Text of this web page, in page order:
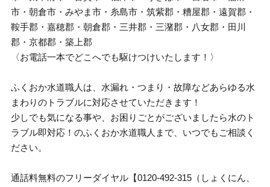
市・朝倉市・みやま市・糸島市・筑紫郡・糟屋郡・遠賀郡・
鞍手郡・嘉穂郡・朝倉郡・三井郡・三潴郡・八女郡・田川
郡・京都郡・築上郡
〈お電話一本でどこへでも駆けつけいたします！〉
ふくおか水道職人は、水漏れ・つまり・故障などあらゆる水
まわりのトラブルに対応させていただきます！
少しでも気になる事や、お困りごとがございましたら水のト
ラブル即対応！のふくおか水道職人まで、いつでもご相談く
ださい。
通話料無料のフリーダイヤル【0120-492-315（しょくにん、